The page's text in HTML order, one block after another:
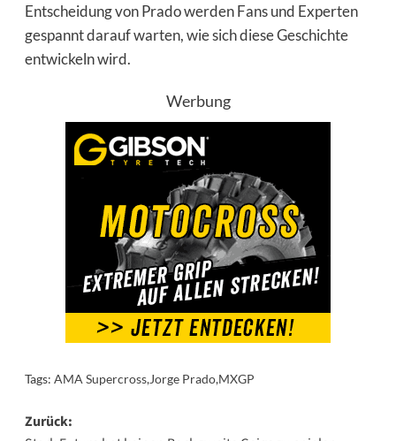
Entscheidung von Prado werden Fans und Experten
gespannt darauf warten, wie sich diese Geschichte
entwickeln wird.
Werbung
Tags: AMA Supercross,Jorge Prado,MXGP
Beitragsnavigation
Zurück: